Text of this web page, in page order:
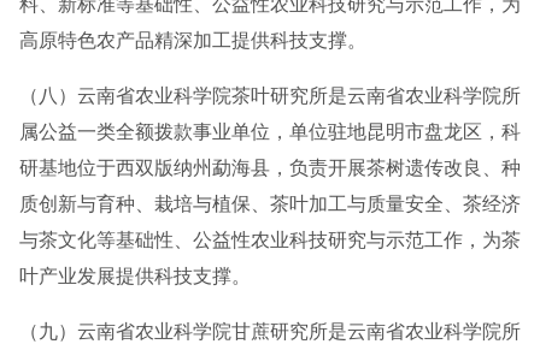
料、新标准等基础性、公益性农业科技研究与示范工作，为
高原特色农产品精深加工提供科技支撑。
（八）云南省农业科学院茶叶研究所是云南省农业科学院所
属公益一类全额拨款事业单位，单位驻地昆明市盘龙区，科
研基地位于西双版纳州勐海县，负责开展茶树遗传改良、种
质创新与育种、栽培与植保、茶叶加工与质量安全、茶经济
与茶文化等基础性、公益性农业科技研究与示范工作，为茶
叶产业发展提供科技支撑。
（九）云南省农业科学院甘蔗研究所是云南省农业科学院所